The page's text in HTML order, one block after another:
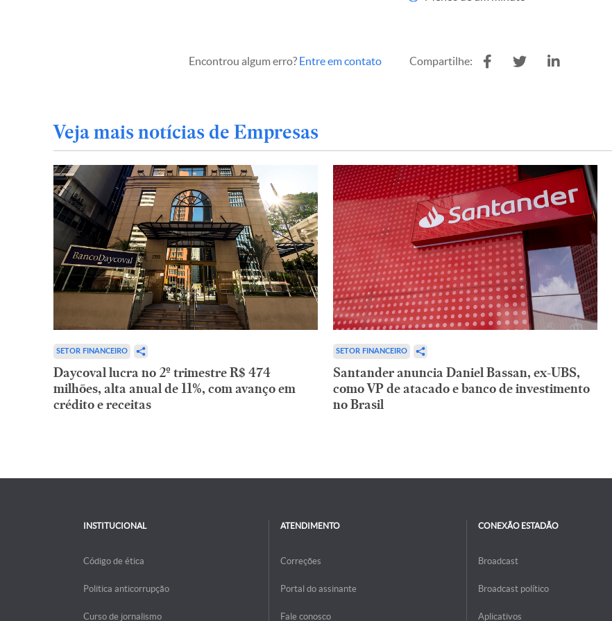
Encontrou algum erro? Entre em contato Compartilhe:
Veja mais notícias de Empresas
SETOR FINANCEIRO
Daycoval lucra no 2º trimestre R$ 474
milhões, alta anual de 11%, com avanço em
crédito e receitas
SETOR FINANCEIRO
Santander anuncia Daniel Bassan, ex-UBS,
como VP de atacado e banco de investimento
no Brasil
INSTITUCIONAL
Código de ética
Politica anticorrupção
Curso de jornalismo
ATENDIMENTO
Correções
Portal do assinante
Fale conosco
CONEXÃO ESTADÃO
Broadcast
Broadcast político
Aplicativos